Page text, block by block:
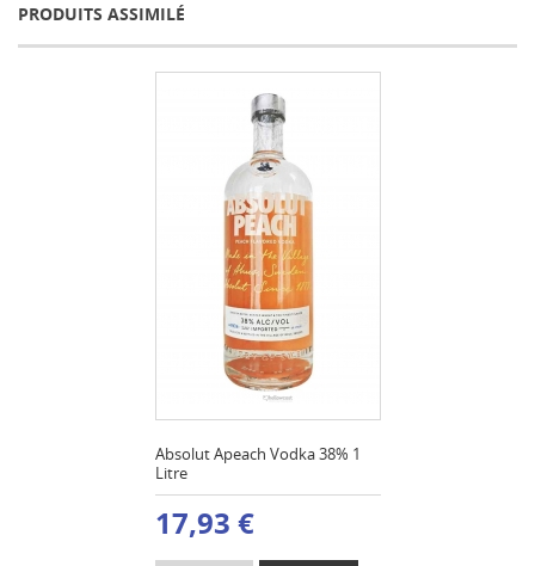
PRODUITS ASSIMILÉ
Absolut Apeach Vodka 38% 1
Litre
17,93 €